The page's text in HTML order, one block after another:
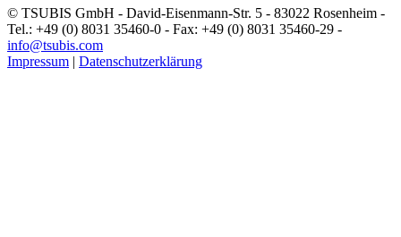
© TSUBIS GmbH - David-Eisenmann-Str. 5 - 83022 Rosenheim -
Tel.: +49 (0) 8031 35460-0 - Fax: +49 (0) 8031 35460-29 -
info@tsubis.com
Impressum | Datenschutzerklärung